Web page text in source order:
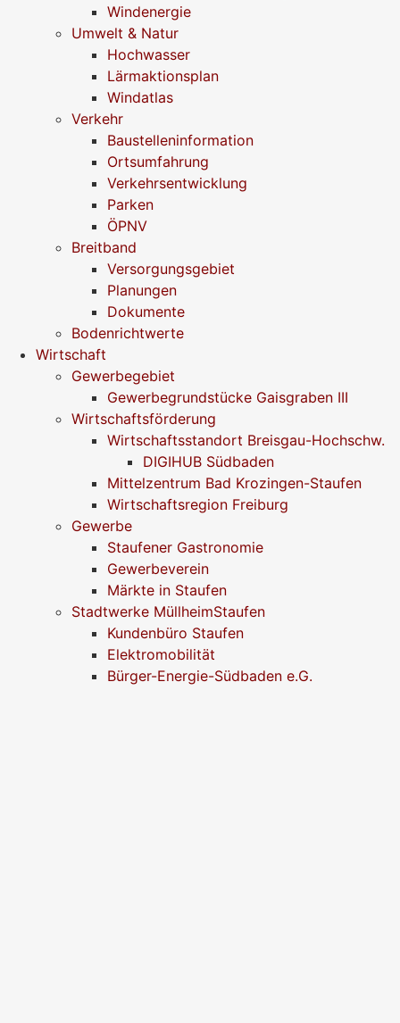
Windenergie
Umwelt & Natur
Hochwasser
Lärmaktionsplan
Windatlas
Verkehr
Baustelleninformation
Ortsumfahrung
Verkehrsentwicklung
Parken
ÖPNV
Breitband
Versorgungsgebiet
Planungen
Dokumente
Bodenrichtwerte
Wirtschaft
Gewerbegebiet
Gewerbegrundstücke Gaisgraben III
Wirtschaftsförderung
Wirtschaftsstandort Breisgau-Hochschw.
DIGIHUB Südbaden
Mittelzentrum Bad Krozingen-Staufen
Wirtschaftsregion Freiburg
Gewerbe
Staufener Gastronomie
Gewerbeverein
Märkte in Staufen
Stadtwerke MüllheimStaufen
Kundenbüro Staufen
Elektromobilität
Bürger-Energie-Südbaden e.G.